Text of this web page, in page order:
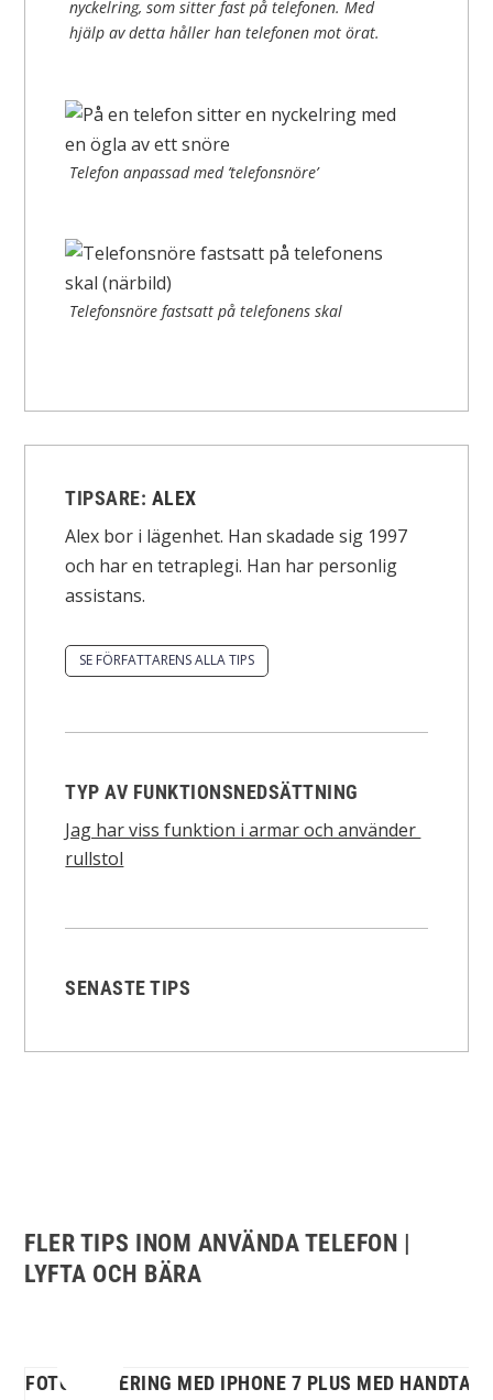
nyckelring, som sitter fast på telefonen. Med
hjälp av detta håller han telefonen mot örat.
Telefon anpassad med ’telefonsnöre’
Telefonsnöre fastsatt på telefonens skal
TIPSARE: ALEX
Alex bor i lägenhet. Han skadade sig 1997
och har en tetraplegi. Han har personlig
assistans.
SE FÖRFATTARENS ALLA TIPS
TYP AV FUNKTIONSNEDSÄTTNING
Jag har viss funktion i armar och använder
rullstol
SENASTE TIPS
FLER TIPS INOM ANVÄNDA TELEFON |
LYFTA OCH BÄRA
FOTOGRAFERING MED IPHONE 7 PLUS MED HANDTAG